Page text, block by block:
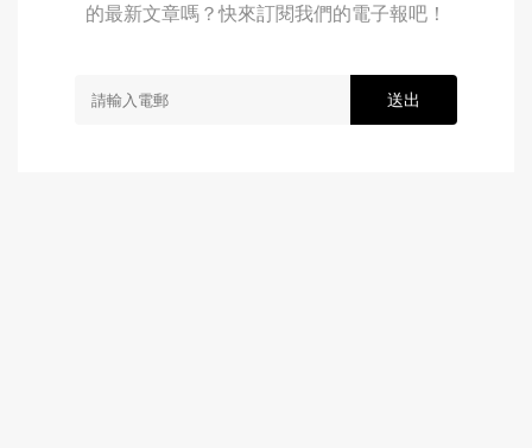
的最新文章嗎？快來訂閱我們的電子報吧！
送出